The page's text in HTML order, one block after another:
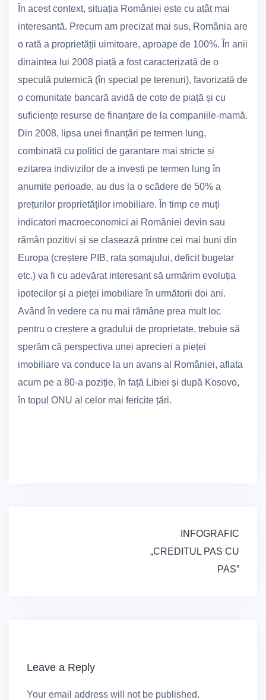
În acest context, situația României este cu atât mai
interesantă. Precum am precizat mai sus, România are
o rată a proprietății uimitoare, aproape de 100%. În anii
dinaintea lui 2008 piață a fost caracterizată de o
speculă puternică (în special pe terenuri), favorizată de
o comunitate bancară avidă de cote de piață și cu
suficiențe resurse de finanțare de la companiile-mamă.
Din 2008, lipsa unei finanțări pe termen lung,
combinată cu politici de garantare mai stricte și
ezitarea indivizilor de a investi pe termen lung în
anumite perioade, au dus la o scădere de 50% a
prețurilor proprietăților imobiliare. În timp ce muți
indicatori macroeconomici ai României devin sau
rămân pozitivi și se clasează printre cei mai buni din
Europa (creștere PIB, rata șomajului, deficit bugetar
etc.) va fi cu adevărat interesant să urmărim evoluția
ipotecilor și a pieței imobiliare în următorii doi ani.
Având în vedere ca nu mai rămâne prea mult loc
pentru o creștere a gradului de proprietate, trebuie să
sperăm că perspectiva unei aprecieri a pieței
imobiliare va conduce la un avans al României, aflata
acum pe a 80-a poziție, în față Libiei și după Kosovo,
în topul ONU al celor mai fericite țări.
INFOGRAFIC
„CREDITUL PAS CU
PAS”
Leave a Reply
Your email address will not be published.